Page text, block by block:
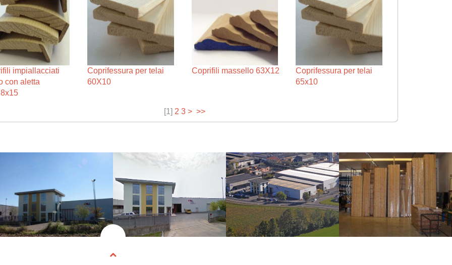
impiallacciati
con aletta
Coprifessura per telai
60X10
Coprifili massello 63X12
Coprifessura per telai
65x10
[1] 2 3 > >>